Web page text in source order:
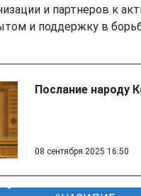
и партнеров к
и поддержку в
Послание народу
08 сентября 2025 16:50